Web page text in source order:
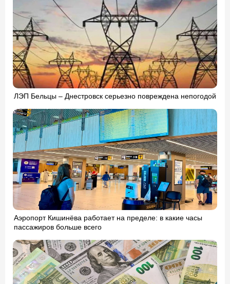
ЛЭП Бельцы – Днестровск серьезно повреждена непогодой
Аэропорт Кишинёва работает на пределе: в какие часы
пассажиров больше всего